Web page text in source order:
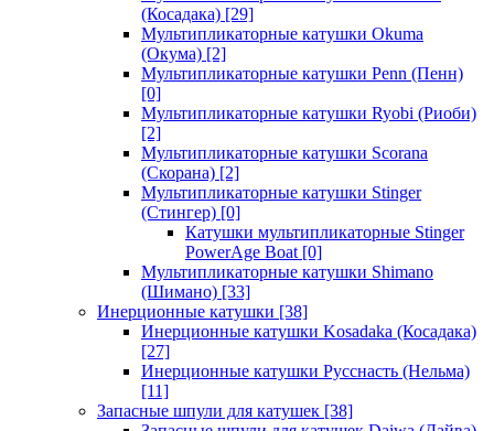
(Косадака) [29]
Мультипликаторные катушки Okuma
(Окума) [2]
Мультипликаторные катушки Penn (Пенн)
[0]
Мультипликаторные катушки Ryobi (Риоби)
[2]
Мультипликаторные катушки Scorana
(Скорана) [2]
Мультипликаторные катушки Stinger
(Стингер) [0]
Катушки мультипликаторные Stinger
PowerAge Boat [0]
Мультипликаторные катушки Shimano
(Шимано) [33]
Инерционные катушки [38]
Инерционные катушки Kosadaka (Косадака)
[27]
Инерционные катушки Русснасть (Нельма)
[11]
Запасные шпули для катушек [38]